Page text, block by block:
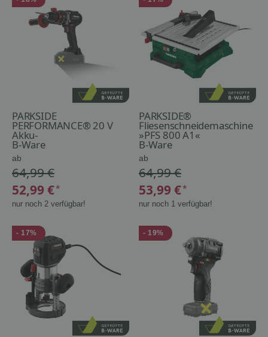
PARKSIDE
PERFORMANCE® 20 V
Akku-
Schlagbohrschrauber
PSBSAP 20-Li D4, ohne
Akku und Ladegerät
B-Ware
ab
64,99 €
52,99 €*
nur noch 2 verfügbar!
PARKSIDE®
Fliesenschneidemaschine
»PFS 800 A1«
B-Ware
ab
64,99 €
53,99 €*
nur noch 1 verfügbar!
- 17% - 19%